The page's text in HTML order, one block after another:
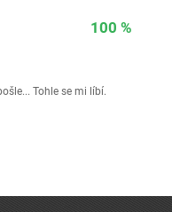
100 %
Tohle se mi líbí.